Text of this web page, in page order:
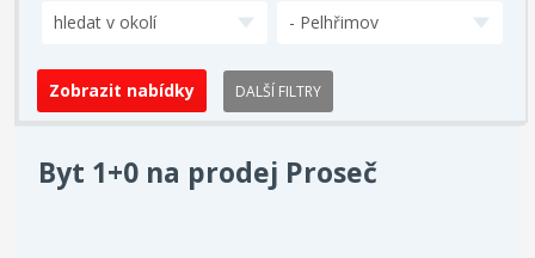
hledat v okolí - Pelhřimov
DALŠÍ FILTRY
Byt 1+0 na prodej Proseč